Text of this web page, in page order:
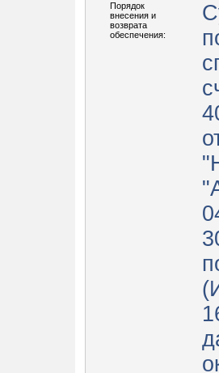
Порядок
внесения и
возврата
обеспечения: